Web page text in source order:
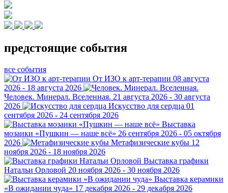
предстоящие события
все события
От ИЗО к арт-терапии 08 августа
2026 - 18 августа 2026
Человек. Минерал. Вселенная. 21 августа 2026 - 30 августа
2026
Искусство для сердца 01
сентября 2026 - 24 сентября 2026
Выставка
мозаики «Пушкин — наше всё» 26 сентября 2026 - 05 октября
2026
Метафизические кубы 12
ноября 2026 - 18 ноября 2026
Выставка графики
Натальи Орловой 20 ноября 2026 - 30 ноября 2026
Выставка керамики
«В ожидании чуда» 17 декабря 2026 - 29 декабря 2026